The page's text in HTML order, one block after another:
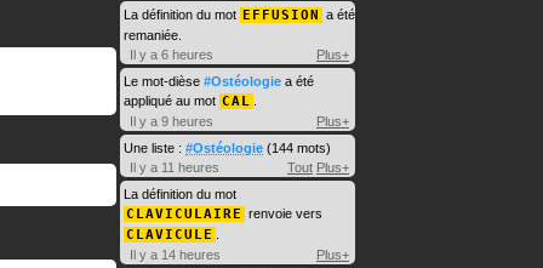
La définition du mot EFFUSION a été
remaniée.
Il y a 6 heures
Plus+
Le mot-dièse #Ostéologie a été
appliqué au mot CAL
Il y a 9 heures
Plus+
Une liste : #Ostéologie (144 mots)
Il y a 11 heures
Tout Plus+
La définition du mot
CLAVICULAIRE renvoie vers
CLAVICULE
Il y a 14 heures
Plus+